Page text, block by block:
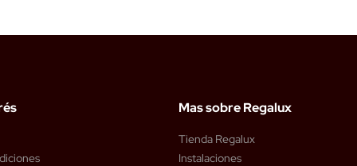
Mas sobre Regalux
Tienda Regalux
Instalaciones